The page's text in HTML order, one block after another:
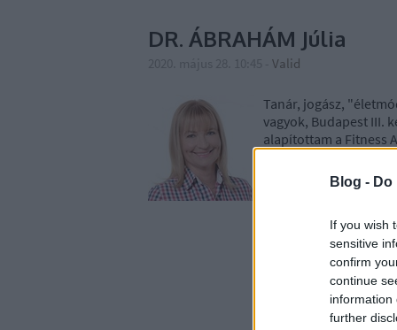
Blog -
If you wish
sensitive
confirm
continue
information
further
DR. ÁBRAHÁM Júlia
Valid
Tanár, jogász,
vagyok, Budapest III.
alapítottam a Fitness